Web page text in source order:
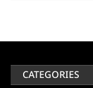
CATEGORIES